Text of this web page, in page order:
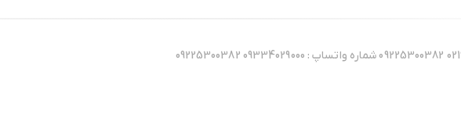
هامون استور شماره های پشتیبانی : 02191620552 09225300382 شماره واتساپ : 09334029000 09225300382